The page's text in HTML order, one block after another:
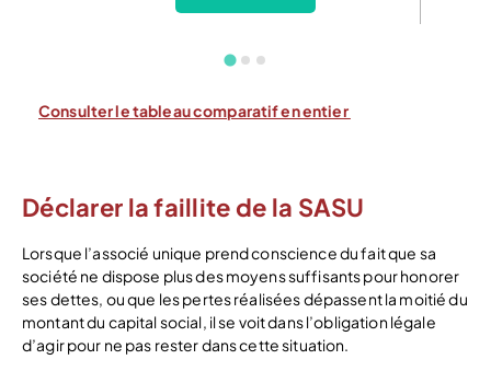
Consulter le tableau comparatif en entier
Déclarer la faillite de la SASU
Lorsque l’associé unique prend conscience du fait que sa
société ne dispose plus des moyens suffisants pour honorer
ses dettes, ou que les pertes réalisées dépassent la moitié du
montant du capital social, il se voit dans l’obligation légale
d’agir pour ne pas rester dans cette situation.